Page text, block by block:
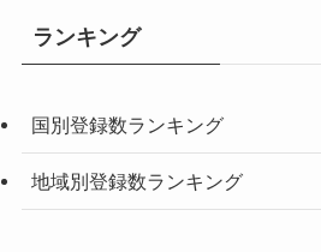
ランキング
国別登録数ランキング
地域別登録数ランキング